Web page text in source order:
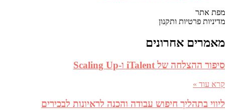
מפת אתר
מדיניות פרטיות ותקנון
מאמרים אחרונים
סיפור ההצלחה של iTalent ו-Scaling Up
קרא עוד »
ליווי בתהליך חיפוש עבודה והכנה לראיונות לבכירים